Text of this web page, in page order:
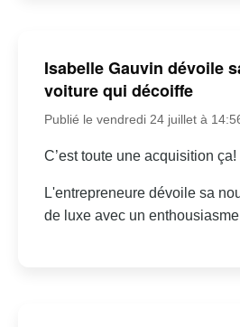
Isabelle Gauvin dévoile
voiture qui décoiffe
Publié le vendredi 24 juillet à
C’est toute une acquisition ça!
L'entrepreneure dévoile sa
de luxe avec un